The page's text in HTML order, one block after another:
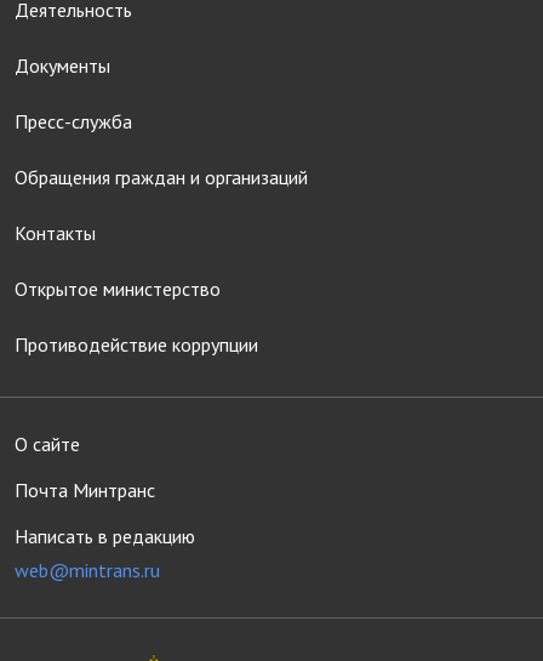
Деятельность
Документы
Пресс-служба
Обращения граждан и организаций
Контакты
Открытое министерство
Противодействие коррупции
О сайте
Почта Минтранс
Написать в редакцию
web@mintrans.ru